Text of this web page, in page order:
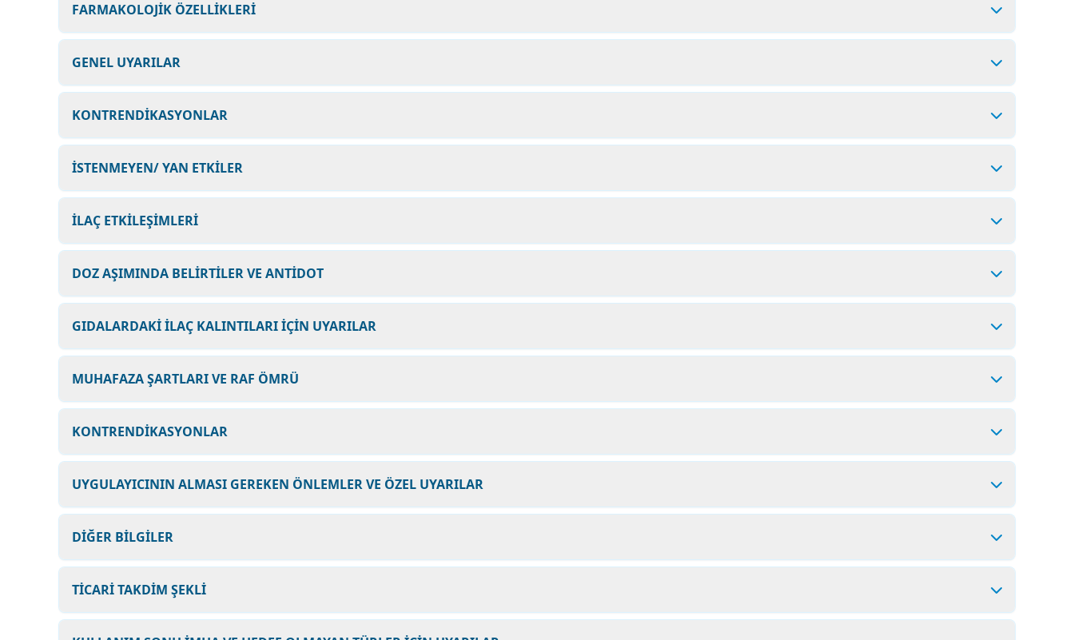
FARMAKOLOJİK ÖZELLİKLERİ
GENEL UYARILAR
KONTRENDİKASYONLAR
İSTENMEYEN/ YAN ETKİLER
İLAÇ ETKİLEŞİMLERİ
DOZ AŞIMINDA BELİRTİLER VE ANTİDOT
GIDALARDAKİ İLAÇ KALINTILARI İÇİN UYARILAR
MUHAFAZA ŞARTLARI VE RAF ÖMRÜ
KONTRENDİKASYONLAR
UYGULAYICININ ALMASI GEREKEN ÖNLEMLER VE ÖZEL UYARILAR
DİĞER BİLGİLER
TİCARİ TAKDİM ŞEKLİ